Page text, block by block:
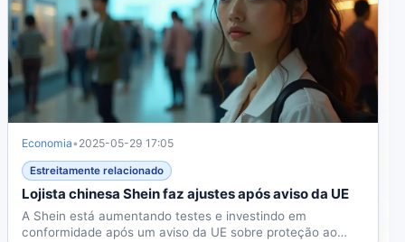
Economia• 2025-05-29 17:05
Estreitamente relacionado
Lojista chinesa Shein faz ajustes após aviso da UE
A Shein está aumentando testes e investindo em
conformidade após um aviso da UE sobre proteção ao